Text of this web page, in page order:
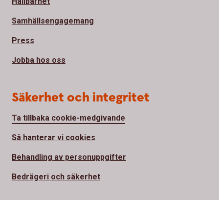
Samhällsengagemang
Press
Jobba hos oss
Säkerhet och integritet
Ta tillbaka cookie-medgivande
Så hanterar vi cookies
Behandling av personuppgifter
Bedrägeri och säkerhet